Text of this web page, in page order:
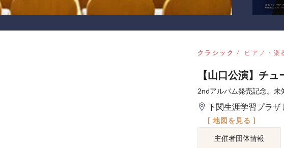
クラシック ピアノ・楽
【山口公演】チュ
2ndアルバム発売記念。未
下関生涯学習プラザ
[ 地図を見る ]
主催者団体情報